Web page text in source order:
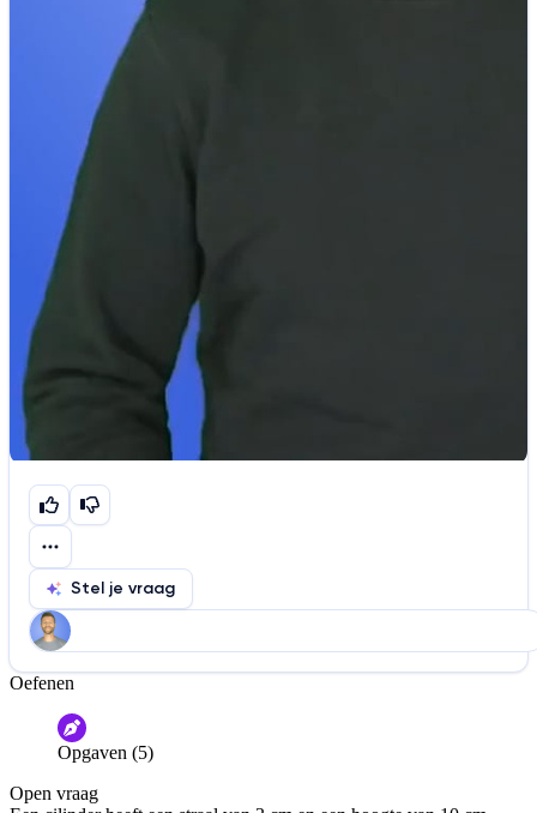
Stel je vraag
Help ons de video te verbeteren
De audio is slecht
Informatie is onjuist
De docent is te langdradig
Oefenen
Opgaven (5)
Open vraag